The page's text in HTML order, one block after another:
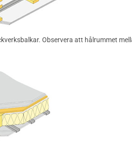
Observera att hålrummet